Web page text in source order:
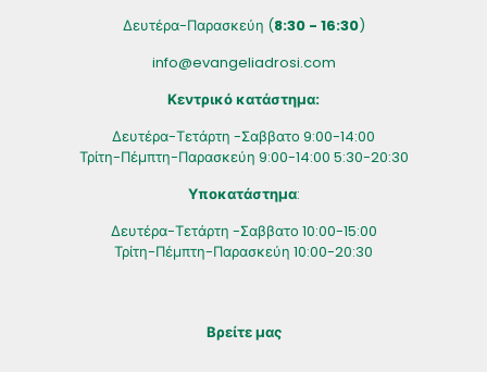
Δευτέρα-Παρασκεύη (8:30 - 16:30)
info@evangeliadrosi.com
Κεντρικό κατάστημα:
Δευτέρα-Τετάρτη -Σαββατο 9:00-14:00
Τρίτη-Πέμπτη-Παρασκεύη 9:00-14:00 5:30-20:30
Υποκατάστημα:
Δευτέρα-Τετάρτη -Σαββατο 10:00-15:00
Τρίτη-Πέμπτη-Παρασκεύη 10:00-20:30
Βρείτε μας